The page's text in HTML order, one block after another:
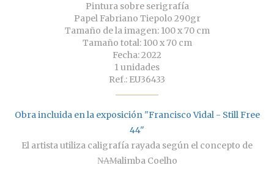
Pintura sobre serigrafía
Papel Fabriano Tiepolo 290gr
Tamaño de la imagen: 100 x 70 cm
Tamaño total: 100 x 70 cm
Fecha: 2022
1 unidades
Ref.: EU36433
Obra incluida en la exposición "Francisco Vidal - Still Free
44"
El artista utiliza caligrafía rayada según el concepto de
N̶A̶M̶alimba Coelho